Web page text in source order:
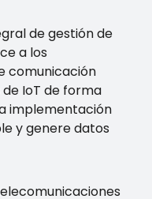
de gestión de
a los
comunicación
IoT de forma
implementación
y genere datos